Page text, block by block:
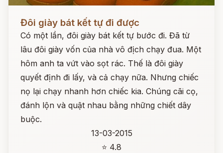
Đôi giày bát kết tự đi được
Có một lần, đôi giày bát kết tự bước đi. Đã từ
lâu đôi giày vốn của nhà vô địch chạy đua. Một
hôm anh ta vứt vào sọt rác. Thế là đôi giày
quyết định đi lấy, và cả chạy nữa. Nhưng chiếc
nọ lại chạy nhanh hơn chiếc kia. Chúng cãi cọ,
đánh lộn và quật nhau bằng những chiết dây
buộc.
13-03-2015
⭐ 4.8